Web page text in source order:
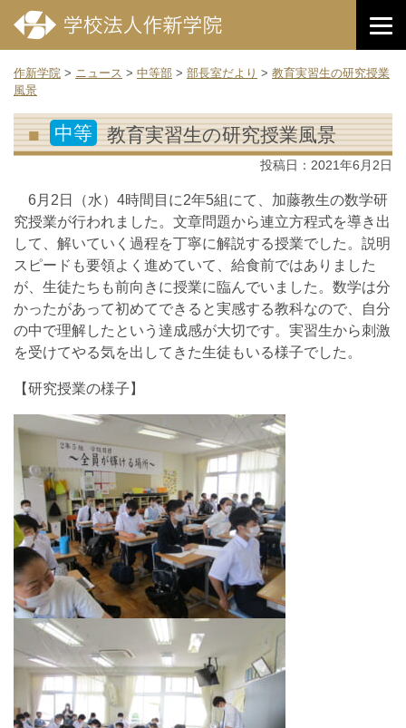
作新学院 > ニュース > 中等部 > 部長室だより > 教育実習生の研究授業
風景
中等 教育実習生の研究授業風景
投稿日： 2021年6月2日
6月2日（水）4時間目に2年5組にて、加藤教生の数学研
究授業が行われました。文章問題から連立方程式を導き出
して、解いていく過程を丁寧に解説する授業でした。説明
スピードも要領よく進めていて、給食前ではありました
が、生徒たちも前向きに授業に臨んでいました。数学は分
かったがあって初めてできると実感する教科なので、自分
の中で理解したという達成感が大切です。実習生から刺激
を受けてやる気を出してきた生徒もいる様子でした。
【研究授業の様子】